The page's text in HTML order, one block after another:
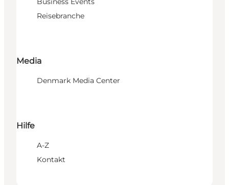
Reisebranche
Media
Denmark Media Center
Hilfe
A-Z
Kontakt